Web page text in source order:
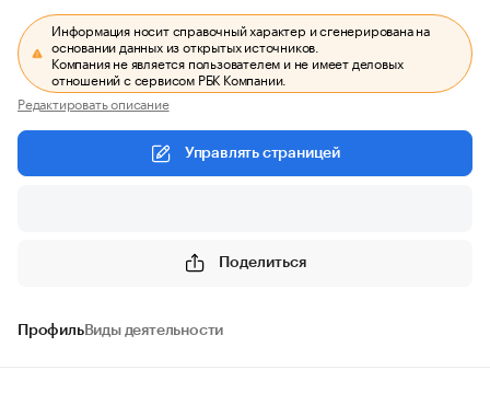
Информация носит справочный характер и сгенерирована на
основании данных из открытых источников.
Компания не является пользователем и не имеет деловых
отношений с сервисом РБК Компании.
Редактировать описание
Управлять страницей
Поделиться
ПрофильВиды деятельности